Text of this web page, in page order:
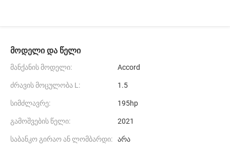
მოდელი და წელი
მანქანის მოდელი: Accord
ძრავის მოცულობა L: 1.5
სიმძლავრე: 195hp
გამოშვების წელი: 2021
საბანკო გირაო ან ლომბარდი: არა